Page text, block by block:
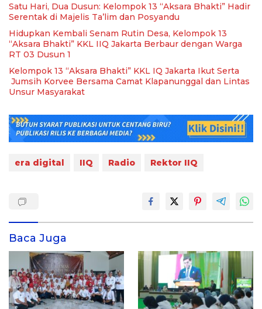
Satu Hari, Dua Dusun: Kelompok 13 “Aksara Bhakti” Hadir
Serentak di Majelis Ta’lim dan Posyandu
Hidupkan Kembali Senam Rutin Desa, Kelompok 13
“Aksara Bhakti” KKL IIQ Jakarta Berbaur dengan Warga
RT 03 Dusun 1
Kelompok 13 “Aksara Bhakti” KKL IQ Jakarta Ikut Serta
Jumsih Korvee Bersama Camat Klapanunggal dan Lintas
Unsur Masyarakat
era digital IIQ Radio Rektor IIQ
Baca Juga